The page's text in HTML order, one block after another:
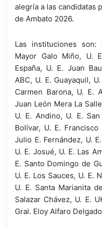
alegría a las candidatas
de Ambato 2026.
Las instituciones son:
Mayor Galo Miño, U.
España, U. E. Juan
ABC, U. E. Guayaquil,
Carmen Barona, U. E.
Juan León Mera La
U. E. Andino, U. E.
Bolívar, U. E.
Julio E. Fernández, U.
U. E. Josué, U. E. Las
E. Santo Domingo de
U. E. Los Sauces, U. E.
U. E. Santa Marianita
Salazar Chávez, U. E.
Gral. Eloy Alfaro